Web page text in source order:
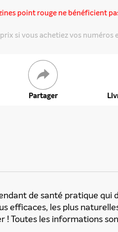
point rouge ne bénéficient
si vous achetiez vos numéros
Partager
de santé pratique qui
efficaces, les plus
! Toutes les informations